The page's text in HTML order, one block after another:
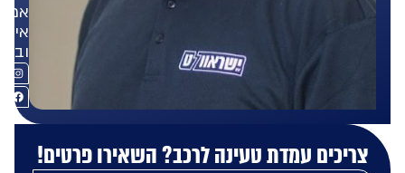
אמינים,
איכותיים
ובטוחים.
עמדת טעינה לרכב? השאירו פרטים!